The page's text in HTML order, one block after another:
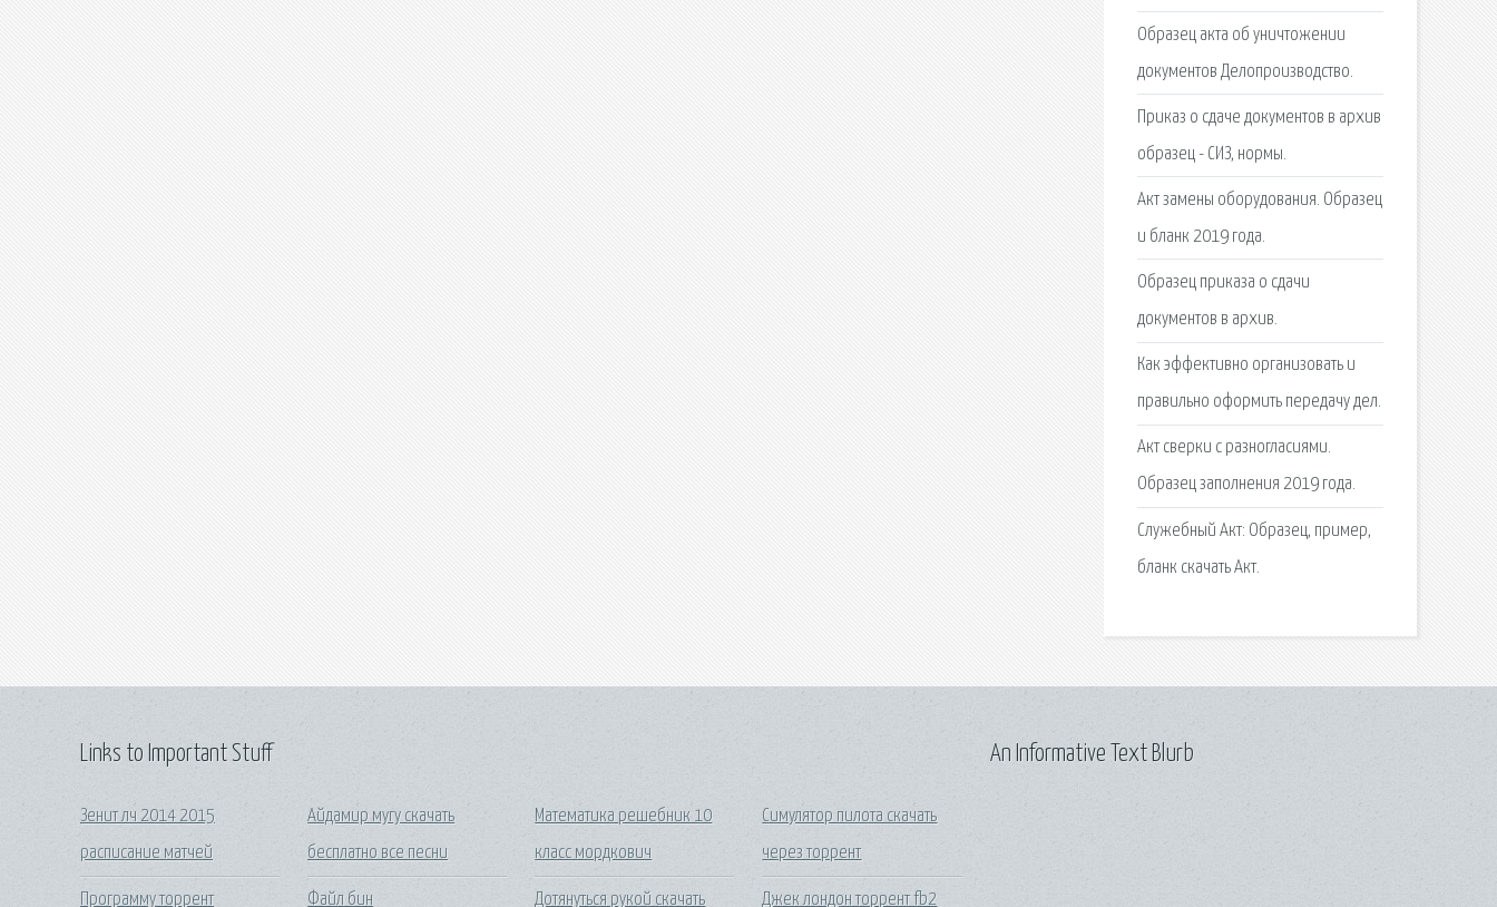
Образец акта об уничтожении
документов Делопроизводство.
Приказ о сдаче документов в архив
образец - СИЗ, нормы.
Акт замены оборудования. Образец
и бланк 2019 года.
Образец приказа о сдачи
документов в архив.
Как эффективно организовать и
правильно оформить передачу дел.
Акт сверки с разногласиями.
Образец заполнения 2019 года.
Служебный Акт: Образец, пример,
бланк скачать Акт.
Links to Important Stuff
Зенит лч 2014 2015
расписание матчей
Программу торрент
Айдамир мугу скачать
бесплатно все песни
Файл бин
Математика решебник 10
класс мордкович
Дотянуться рукой скачать
Симулятор пилота скачать
через торрент
Джек лондон торрент fb2
An Informative Text Blurb